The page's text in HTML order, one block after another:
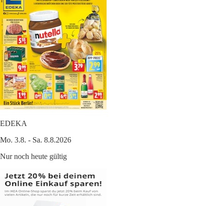
EDEKA
Mo. 3.8. - Sa. 8.8.2026
Nur noch heute gültig